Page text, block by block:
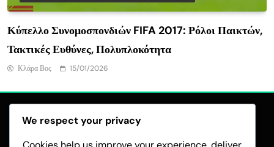
Κύπελλο Συνομοσπονδιών FIFA 2017: Ρόλοι Παικτών,
Τακτικές Ευθύνες, Πολυπλοκότητα
Κλάρα Βος 15/01/2026
We respect your privacy